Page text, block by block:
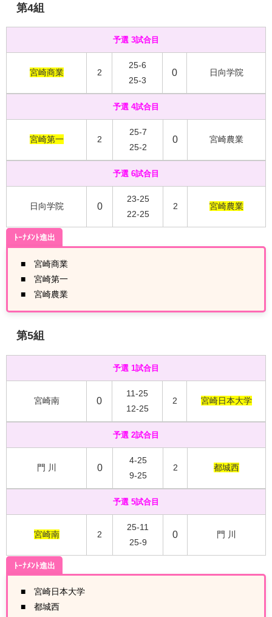
第4組
予選 3試合目
宮崎商業 2
25-6
25-3
0 日向学院
予選 4試合目
宮崎第一 2
25-7
25-2
0 宮崎農業
予選 6試合目
日向学院 0
23-25
22-25
2 宮崎農業
ﾄｰﾅﾒﾝﾄ進出
■ 宮崎商業
■ 宮崎第一
■ 宮崎農業
第5組
予選 1試合目
宮崎南 0
11-25
12-25
2 宮崎日本大学
予選 2試合目
門 川 0
4-25
9-25
2 都城西
予選 5試合目
宮崎南 2
25-11
25-9
0 門 川
ﾄｰﾅﾒﾝﾄ進出
■ 宮崎日本大学
■ 都城西